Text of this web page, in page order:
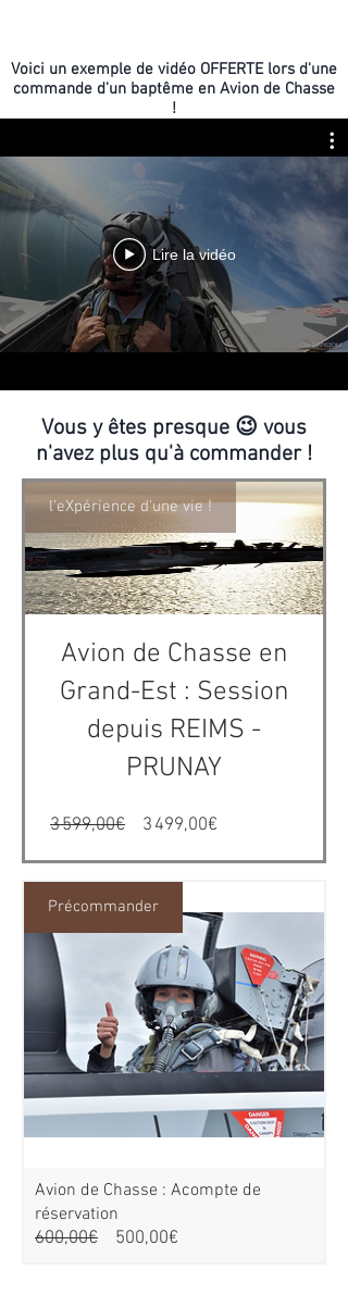
Voici un exemple de vidéo OFFERTE lors d'une
commande d'un baptême en Avion de Chasse
!
Lire la vidéo
Vous y êtes presque 😉 vous
n'avez plus qu'à commander !
l'eXpérience d'une vie !
Avion de Chasse en
Grand-Est : Session
depuis REIMS -
PRUNAY
3 599,00€ Prix original
3 499,00€
Précommander
Avion de Chasse : Acompte de
réservation
600,00€
Prix original
500,00€